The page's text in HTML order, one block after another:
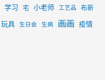
学习 宅 小老师 工艺品 布新
玩具 生日会 生病 画画 疫情